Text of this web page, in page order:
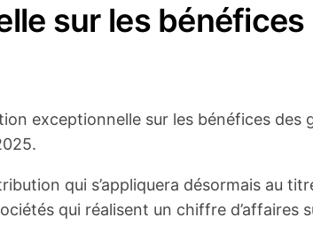
sur les
exceptionnelle sur les bénéfices des
qui s’appliquera désormais au
qui réalisent un chiffre d’affaires